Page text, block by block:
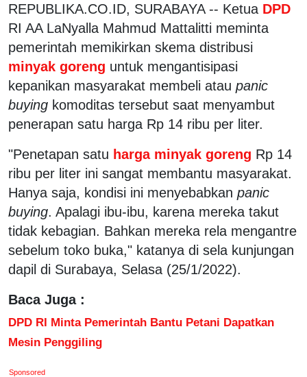
REPUBLIKA.CO.ID, SURABAYA -- Ketua DPD
RI AA LaNyalla Mahmud Mattalitti meminta
pemerintah memikirkan skema distribusi
minyak goreng untuk mengantisipasi
kepanikan masyarakat membeli atau panic
buying komoditas tersebut saat menyambut
penerapan satu harga Rp 14 ribu per liter.
"Penetapan satu harga minyak goreng Rp 14
ribu per liter ini sangat membantu masyarakat.
Hanya saja, kondisi ini menyebabkan panic
buying. Apalagi ibu-ibu, karena mereka takut
tidak kebagian. Bahkan mereka rela mengantre
sebelum toko buka," katanya di sela kunjungan
dapil di Surabaya, Selasa (25/1/2022).
Baca Juga :
DPD RI Minta Pemerintah Bantu Petani Dapatkan
Mesin Penggiling
Sponsored